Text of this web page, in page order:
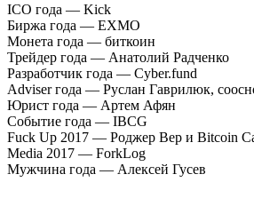
ICO года — Kick
Биржа года — EXMO
Монета года — биткоин
Трейдер года — Анатолий Радченко
Разработчик года — Cyber.fund
Adviser года — Руслан Гаврилюк,
Юрист года — Артем Афян
Событие года — IBCG
Fuck Up 2017 — Роджер Вер и Bitcoin
Media 2017 — ForkLog
Мужчина года — Алексей Гусев